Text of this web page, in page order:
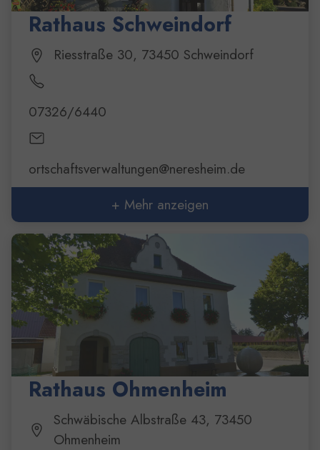
Rathaus Schweindorf
Riesstraße 30, 73450 Schweindorf
07326/6440
ortschaftsverwaltungen@neresheim.de
+ Mehr anzeigen
Rathaus Ohmenheim
Schwäbische Albstraße 43, 73450
Ohmenheim